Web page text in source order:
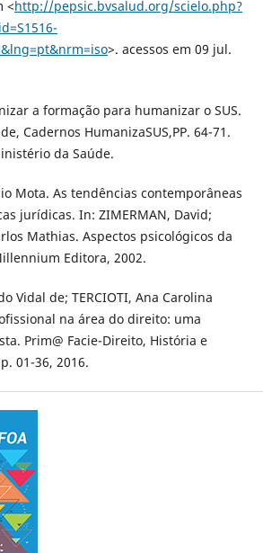
<http://pepsic.bvsalud.org/scielo.php?
>. acessos em 09 jul.
a formação para humanizar o SUS.
Cadernos HumanizaSUS,PP. 64-71.
da Saúde.
Mota. As tendências contemporâneas
jurídicas. In: ZIMERMAN, David;
Mathias. Aspectos psicológicos da
Editora, 2002.
Vidal de; TERCIOTI, Ana Carolina
na área do direito: uma
Prim@ Facie-Direito, História e
01-36, 2016.